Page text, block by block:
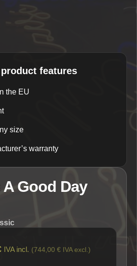
features
the EU
size
warranty
Good Day
IVA incl. (744,00 € IVA excl.)